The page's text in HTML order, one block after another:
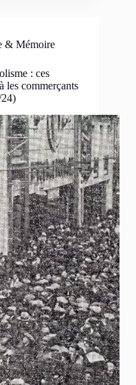
& Mémoire
: ces
les commerçants